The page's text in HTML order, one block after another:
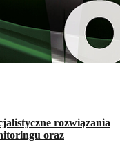
rozwiązania
oraz